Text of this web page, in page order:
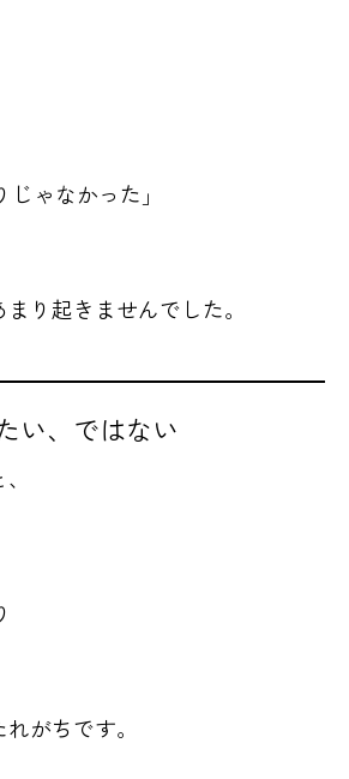
じゃなかった」
り起きませんでした。
い、ではない
がちです。